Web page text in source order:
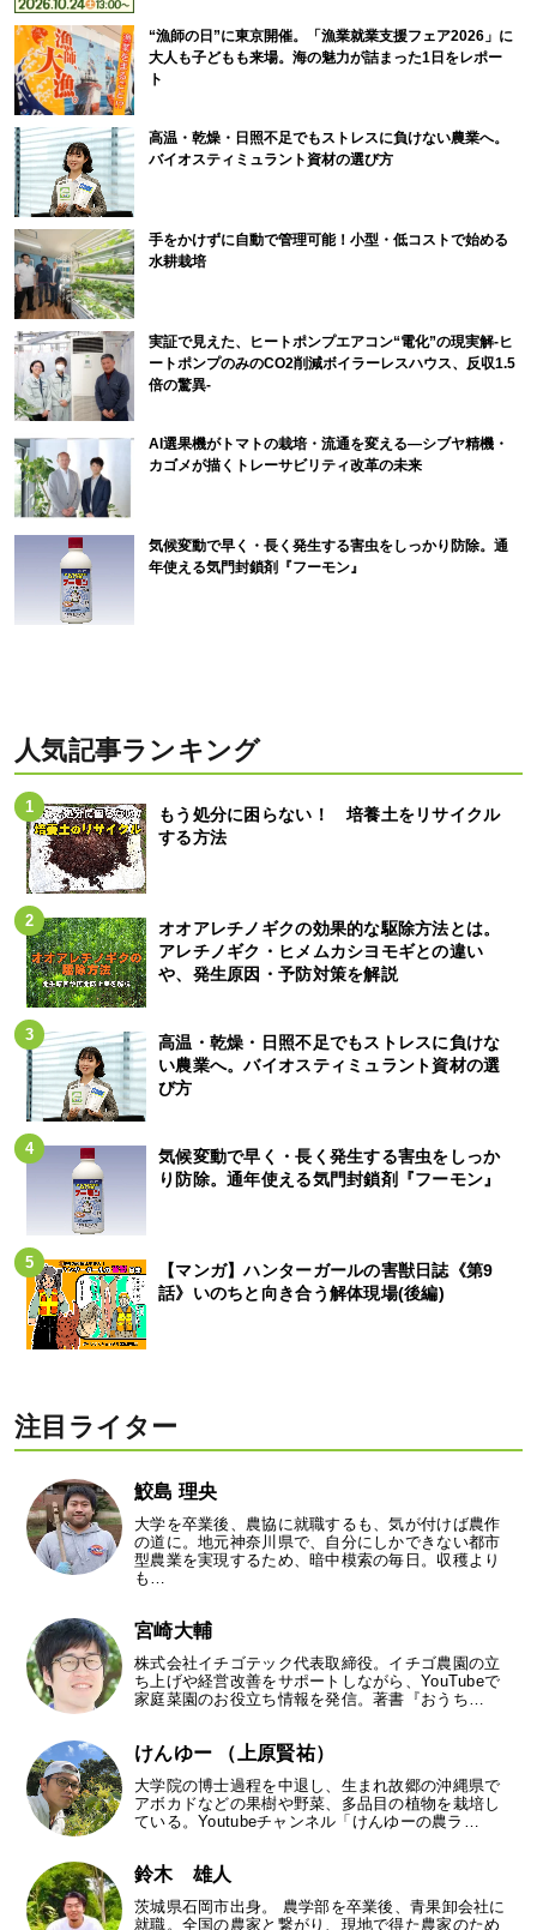
“漁師の日”に東京開催。「漁業就業支援フェア2026」に
大人も子どもも来場。海の魅力が詰まった1日をレポー
ト
高温・乾燥・日照不足でもストレスに負けない農業へ。
バイオスティミュラント資材の選び方
手をかけずに自動で管理可能！小型・低コストで始める
水耕栽培
実証で見えた、ヒートポンプエアコン“電化”の現実解-ヒ
ートポンプのみのCO2削減ボイラーレスハウス、反収1.5
倍の驚異-
AI選果機がトマトの栽培・流通を変える―シブヤ精機・
カゴメが描くトレーサビリティ改革の未来
気候変動で早く・長く発生する害虫をしっかり防除。通
年使える気門封鎖剤『フーモン』
人気記事ランキング
もう処分に困らない！ 培養土をリサイクル
する方法
オオアレチノギクの効果的な駆除方法とは。
アレチノギク・ヒメムカシヨモギとの違い
や、発生原因・予防対策を解説
高温・乾燥・日照不足でもストレスに負けな
い農業へ。バイオスティミュラント資材の選
び方
気候変動で早く・長く発生する害虫をしっか
り防除。通年使える気門封鎖剤『フーモン』
【マンガ】ハンターガールの害獣日誌《第9
話》いのちと向き合う解体現場(後編)
注目ライター
鮫島 理央
大学を卒業後、農協に就職するも、気が付けば農作
の道に。地元神奈川県で、自分にしかできない都市
型農業を実現するため、暗中模索の毎日。収穫より
も…
宮崎大輔
株式会社イチゴテック代表取締役。イチゴ農園の立
ち上げや経営改善をサポートしながら、YouTubeで
家庭菜園のお役立ち情報を発信。著書『おうち…
けんゆー （上原賢祐）
大学院の博士過程を中退し、生まれ故郷の沖縄県で
アボカドなどの果樹や野菜、多品目の植物を栽培し
ている。Youtubeチャンネル「けんゆーの農ラ…
鈴木 雄人
茨城県石岡市出身。 農学部を卒業後、青果卸会社に
就職。全国の農家と繋がり、現地で得た農家のため